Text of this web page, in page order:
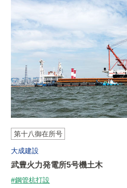
第十八御在所号
大成建設
武豊火力発電所5号機土木
#鋼管杭打設